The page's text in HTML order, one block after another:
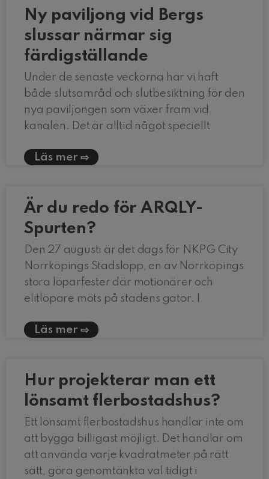
Ny paviljong vid Bergs
slussar närmar sig
färdigställande
Under de senaste veckorna har vi haft
både slutsamråd och slutbesiktning för den
nya paviljongen som växer fram vid
kanalen. Det är alltid något speciellt
Läs mer
Är du redo för ARQLY-
Spurten?
Den 27 augusti är det dags för NKPG City
Norrköpings Stadslopp, en av Norrköpings
stora löparfester där motionärer och
elitlöpare möts på stadens gator. I
Läs mer
Hur projekterar man ett
lönsamt flerbostadshus?
Ett lönsamt flerbostadshus handlar inte om
att bygga billigast möjligt. Det handlar om
att använda varje kvadratmeter på rätt
sätt, göra genomtänkta val tidigt i